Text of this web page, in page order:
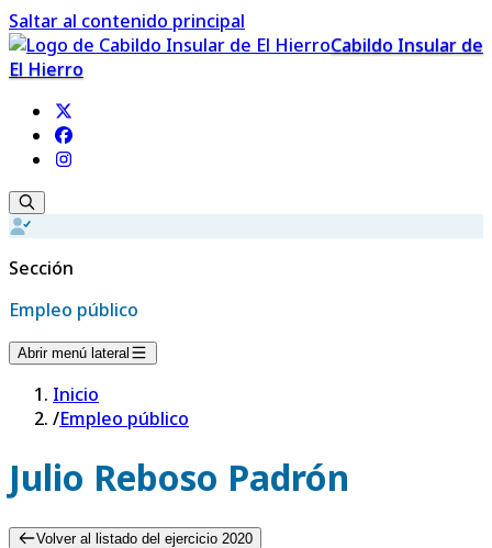
Saltar al contenido principal
Cabildo Insular de
El Hierro
Sección
Empleo público
Abrir menú lateral
Inicio
/Empleo público
Julio Reboso Padrón
Volver al listado del ejercicio 2020